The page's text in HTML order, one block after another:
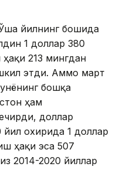
йилнинг бошида
1 доллар 380
ҳақи 213 мингдан
этди. Аммо март
бошқа
ҳам
доллар
охирида 1 доллар
ҳақи эса 507
2014-2020 йиллар